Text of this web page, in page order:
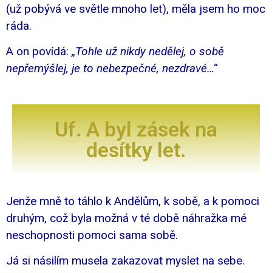
(už pobývá ve světle mnoho let), měla jsem ho moc
ráda.
A on povídá: „Tohle už nikdy nedělej, o sobě
nepřemýšlej, je to nebezpečné, nezdravé…“
Uf. A byl zásek na
desítky let.
Jenže mně to táhlo k Andělům, k sobě, a k pomoci
druhým, což byla možná v té době náhražka mé
neschopnosti pomoci sama sobě.
Já si násilím musela zakazovat myslet na sebe.